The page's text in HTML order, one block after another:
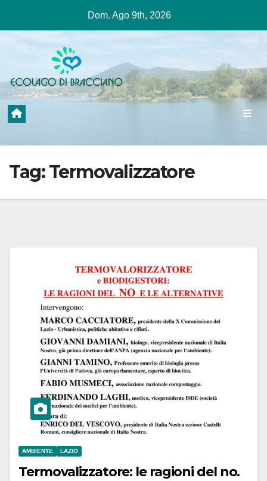
contenuto
Dom. Ago 9th, 2026
Tag:Termovalizzatore
AMBIENTE LAZIO
Termovalizzatore: le ragioni del no.